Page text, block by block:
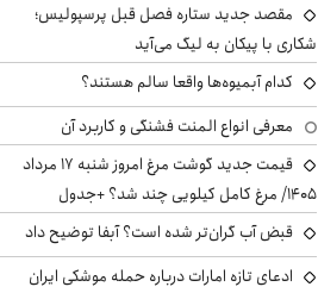
مقصد جدید ستاره فصل قبل پرسپولیس؛
شکاری با پیکان به لیگ می‌آید
کدام آبمیوه‌ها واقعا سالم هستند؟
معرفی انواع المنت فشنگی و کاربرد آن
قیمت جدید گوشت مرغ امروز شنبه ۱۷ مرداد
۱۴۰۵/ مرغ کامل کیلویی چند شد؟ +جدول
قبض آب گران‌تر شده است؟ آبفا توضیح داد
ادعای تازه امارات درباره حمله موشکی ایران